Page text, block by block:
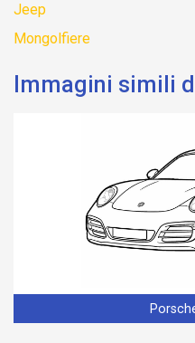
Jeep
Mongolfiere
Immagini simili